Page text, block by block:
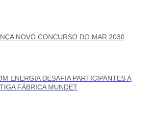
NOVO CONCURSO DO MAR 2030
ENERGIA DESAFIA PARTICIPANTES A
FÁBRICA MUNDET